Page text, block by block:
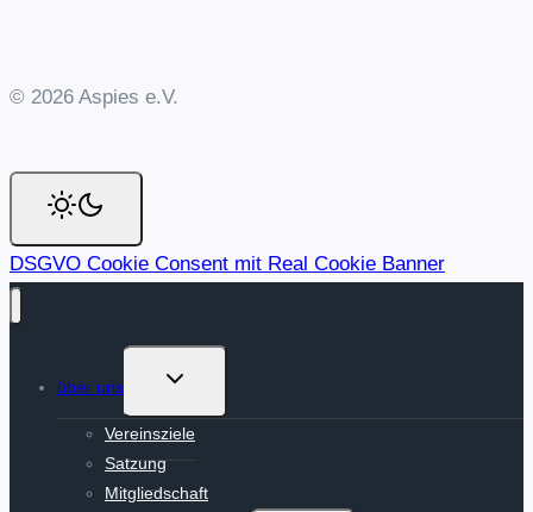
© 2026 Aspies e.V.
DSGVO Cookie Consent mit Real Cookie Banner
über uns
Untermenü
Vereinsziele
Satzung
Mitgliedschaft